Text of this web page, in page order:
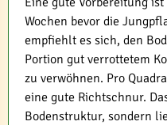
Wochen bevor die
empfiehlt es sich, den
Portion gut verrottetem
zu verwöhnen. Pro
eine gute Richtschnur.
Bodenstruktur, sondern